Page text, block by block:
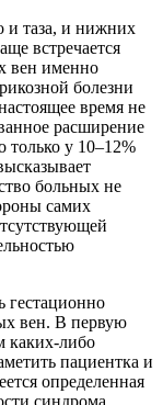
и таза, и нижних
встречается
вен именно
болезни
время не
расширение
только у 10–12%
больных не
самих
гестационно
вен. В первую
каких-либо
пациентка и
определенная
синдрома